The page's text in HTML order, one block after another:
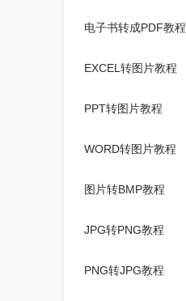
电子书转成PDF教程
EXCEL转图片教程
PPT转图片教程
WORD转图片教程
图片转BMP教程
JPG转PNG教程
PNG转JPG教程